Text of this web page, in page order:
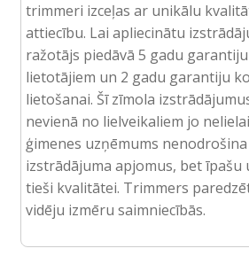
trimmeri izceļas ar unikālu
attiecību. Lai apliecinātu
ražotājs piedāvā 5 gadu
lietotājiem un 2 gadu garantiju
lietošanai. Šī zīmola
nevienā no lielveikaliem jo
ģimenes uzņēmums
izstrādājuma apjomus, bet īpašu
tieši kvalitātei. Trimmers
vidēju izmēru saimniecībās.